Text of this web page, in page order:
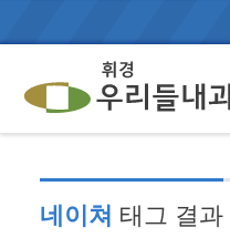
네이쳐 태그 결과